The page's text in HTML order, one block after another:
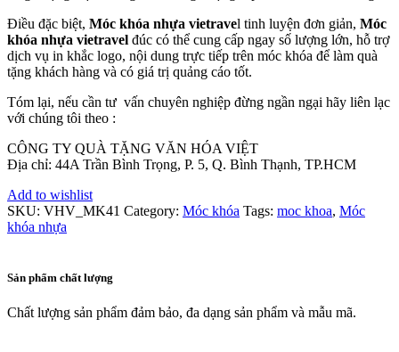
Điều đặc biệt, Móc khóa nhựa vietravel tinh luyện đơn giản, Móc
khóa nhựa vietravel đúc có thể cung cấp ngay số lượng lớn, hỗ trợ
dịch vụ in khắc logo, nội dung trực tiếp trên móc khóa để làm quà
tặng khách hàng và có giá trị quảng cáo tốt.
Tóm lại, nếu cần tư vấn chuyên nghiệp đừng ngần ngại hãy liên lạc
với chúng tôi theo :
CÔNG TY QUÀ TẶNG VĂN HÓA VIỆT
Địa chỉ: 44A Trần Bình Trọng, P. 5, Q. Bình Thạnh, TP.HCM
Add to wishlist
SKU: VHV_MK41 Category: Móc khóa Tags: moc khoa, Móc
khóa nhựa
Sản phẩm chất lượng
Chất lượng sản phẩm đảm bảo, đa dạng sản phẩm và mẫu mã.